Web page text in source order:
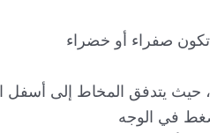
تكون صفراء أو خضراء
حيث يتدفق المخاط إلى أسفل
في الوجه